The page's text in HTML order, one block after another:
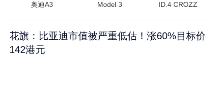
奥迪A3 Model 3 ID.4 CROZZ
花旗：比亚迪市值被严重低估！涨60%目标价
142港元